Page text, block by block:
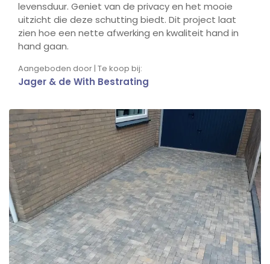
levensduur. Geniet van de privacy en het mooie
uitzicht die deze schutting biedt. Dit project laat
zien hoe een nette afwerking en kwaliteit hand in
hand gaan.
Aangeboden door | Te koop bij:
Jager & de With Bestrating